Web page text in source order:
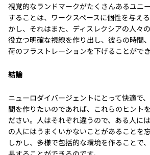
視覚的なランドマークがたくさんあるユニ
することは、ワークスペースに個性を与え
かし、それはまた、ディスレクシアの人々
役立つ明確な視線を作り出し、彼らの時間
荷のフラストレーションを下げることができ
結論
ニューロダイバージェントにとって快適で
間を作りたいのであれば、これらのヒント
ださい。人はそれぞれ違うので、ある人に
の人にはうまくいかないことがあることを
しかし、多様で包括的な環境を作ることで